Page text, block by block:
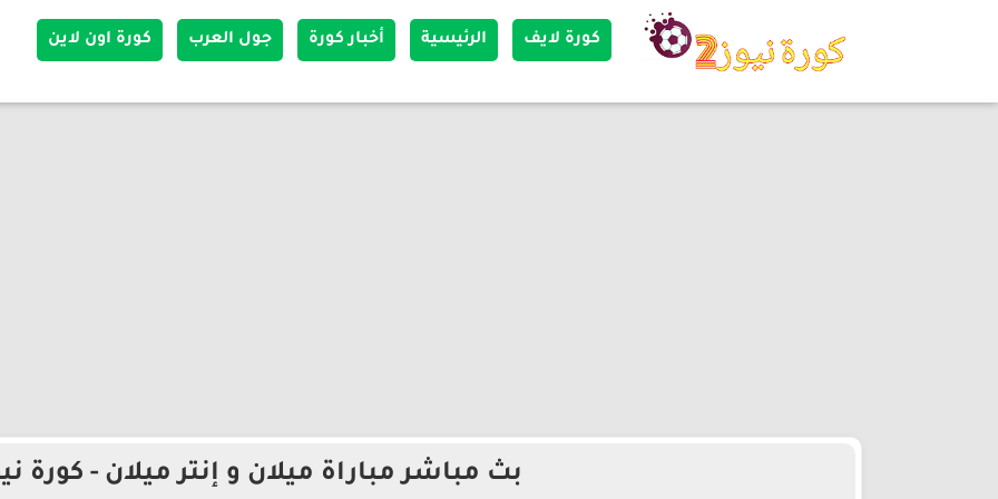
كورة لايف الرئيسية أخبار كورة جول العرب كورة اون لاين
بث مباشر مباراة ميلان و إنتر ميلان - كورة